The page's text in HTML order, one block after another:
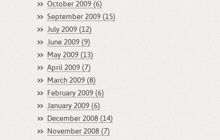
October 2009 (6)
September 2009 (15)
July 2009 (12)
June 2009 (9)
May 2009 (13)
April 2009 (7)
March 2009 (8)
February 2009 (6)
January 2009 (6)
December 2008 (14)
November 2008 (7)